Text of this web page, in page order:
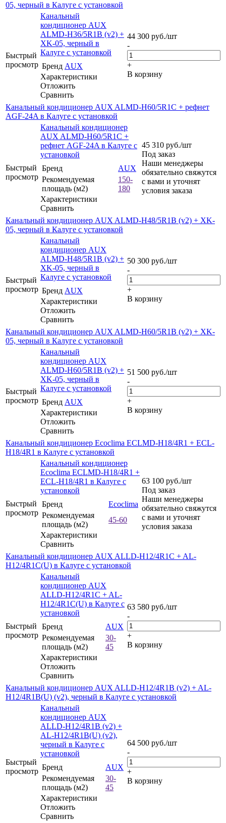
05, черный в Калуге с установкой
Быстрый
просмотр
Канальный
кондиционер AUX
ALMD-H36/5R1B (v2) +
XK-05, черный в
Калуге с установкой
Бренд AUX
Характеристики
Отложить
Сравнить
44 300 руб./шт
-
+
В корзину
Канальный кондиционер AUX ALMD-H60/5R1C + рефнет
AGF-24A в Калуге с установкой
Быстрый
просмотр
Канальный кондиционер
AUX ALMD-H60/5R1C +
рефнет AGF-24A в Калуге с
установкой
Бренд
AUX
Рекомендуемая
площадь (м2)
150-
180
Характеристики
Сравнить
45 310 руб./шт
Под заказ
Наши менеджеры
обязательно свяжутся
с вами и уточнят
условия заказа
Канальный кондиционер AUX ALMD-H48/5R1B (v2) + XK-
05, черный в Калуге с установкой
Быстрый
просмотр
Канальный
кондиционер AUX
ALMD-H48/5R1B (v2) +
XK-05, черный в
Калуге с установкой
Бренд AUX
Характеристики
Отложить
Сравнить
50 300 руб./шт
-
+
В корзину
Канальный кондиционер AUX ALMD-H60/5R1B (v2) + XK-
05, черный в Калуге с установкой
Быстрый
просмотр
Канальный
кондиционер AUX
ALMD-H60/5R1B (v2) +
XK-05, черный в
Калуге с установкой
Бренд AUX
Характеристики
Отложить
Сравнить
51 500 руб./шт
-
+
В корзину
Канальный кондиционер Ecoclima ECLMD-H18/4R1 + ECL-
H18/4R1 в Калуге с установкой
Быстрый
просмотр
Канальный кондиционер
Ecoclima ECLMD-H18/4R1 +
ECL-H18/4R1 в Калуге с
установкой
Бренд
Ecoclima
Рекомендуемая
площадь (м2)
45-60
Характеристики
Сравнить
63 100 руб./шт
Под заказ
Наши менеджеры
обязательно свяжутся
с вами и уточнят
условия заказа
Канальный кондиционер AUX ALLD-H12/4R1C + AL-
H12/4R1C(U) в Калуге с установкой
Быстрый
просмотр
Канальный
кондиционер AUX
ALLD-H12/4R1C + AL-
H12/4R1C(U) в Калуге с
установкой
Бренд
AUX
Рекомендуемая
площадь (м2)
30-
45
Характеристики
Отложить
Сравнить
63 580 руб./шт
-
+
В корзину
Канальный кондиционер AUX ALLD-H12/4R1B (v2) + AL-
H12/4R1B(U) (v2), черный в Калуге с установкой
Быстрый
просмотр
Канальный
кондиционер AUX
ALLD-H12/4R1B (v2) +
AL-H12/4R1B(U) (v2),
черный в Калуге с
установкой
Бренд
AUX
Рекомендуемая
площадь (м2)
30-
45
Характеристики
Отложить
Сравнить
64 500 руб./шт
-
+
В корзину